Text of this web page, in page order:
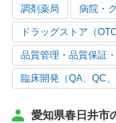
調剤薬局 病院・
ドラッグストア（
品質管理・品質保証
臨床開発（QA、QC
愛知県春日井市